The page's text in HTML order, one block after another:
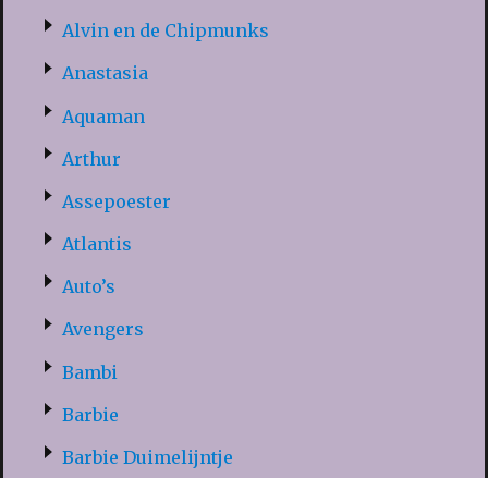
Alvin en de Chipmunks
Anastasia
Aquaman
Arthur
Assepoester
Atlantis
Auto’s
Avengers
Bambi
Barbie
Barbie Duimelijntje